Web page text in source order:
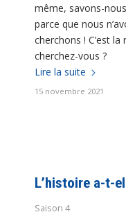
même, savons-
parce que nous
cherchons ! C’est
cherchez-vous ?
Lire la suite
15 novembre 2021
L’histoire a-t-
Saison 4